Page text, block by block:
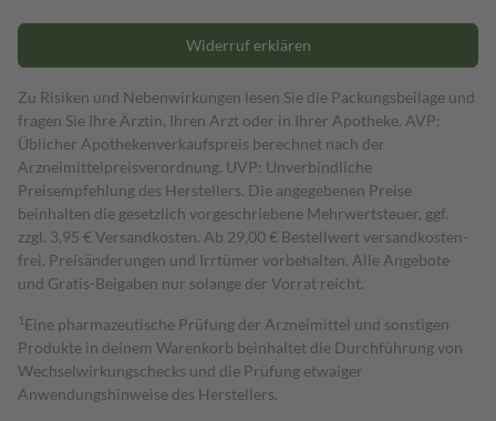
Widerruf erklären
Zu Risiken und Nebenwirkungen lesen Sie die Packungsbeilage und
fragen Sie Ihre Ärztin, Ihren Arzt oder in Ihrer Apotheke. AVP:
Üblicher Apothekenverkaufspreis berechnet nach der
Arzneimittelpreisverordnung. UVP: Unverbindliche
Preisempfehlung des Herstellers. Die angegebenen Preise
beinhalten die gesetzlich vorgeschriebene Mehrwertsteuer, ggf.
zzgl. 3,95 € Versandkosten. Ab 29,00 € Bestell­wert versand­kosten­
frei. Preisänderungen und Irrtümer vorbehalten. Alle Angebote
und Gratis-Beigaben nur solange der Vorrat reicht.
1 Eine pharmazeutische Prüfung der Arzneimittel und sonstigen
Produkte in deinem Warenkorb beinhaltet die Durchführung von
Wechselwirkungschecks und die Prüfung etwaiger
Anwendungshinweise des Herstellers.